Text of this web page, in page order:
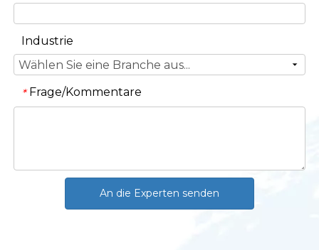
Industrie
* Frage/Kommentare
An die Experten senden